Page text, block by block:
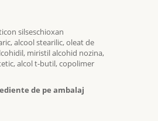
silseschioxan
alcool stearilic, oleat de
miristil alcohid nozina,
alcol t-butil, copolimer
de pe ambalaj